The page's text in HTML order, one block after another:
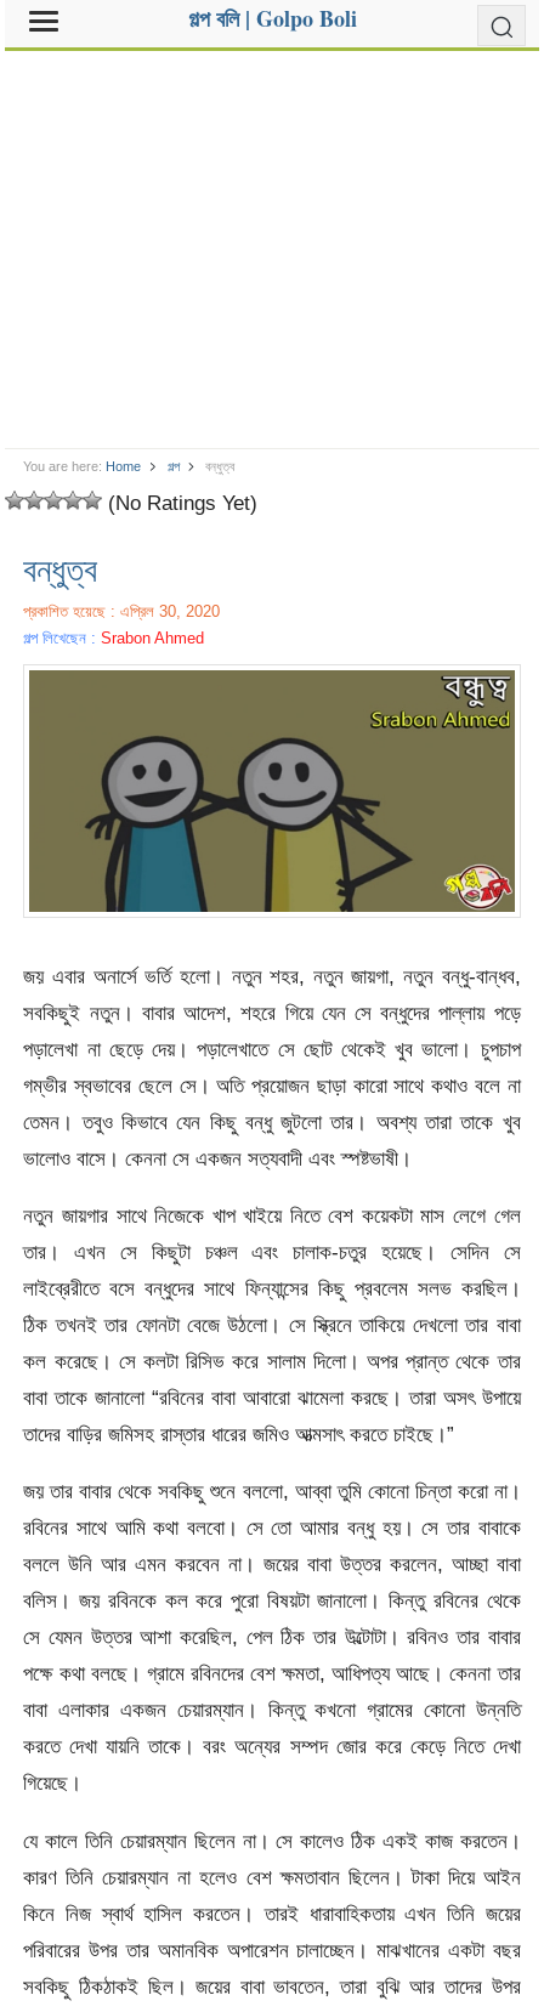
গল্প বলি | Golpo Boli
You are here: Home গল্প বন্ধুত্ব
(No Ratings Yet)
বন্ধুত্ব
প্রকাশিত হয়েছে : এপ্রিল 30, 2020
গল্প লিখেছেন :Srabon Ahmed
জয় এবার অনার্সে ভর্তি হলো। নতুন শহর, নতুন জায়গা, নতুন বন্ধু-বান্ধব,
সবকিছুই নতুন। বাবার আদেশ, শহরে গিয়ে যেন সে বন্ধুদের পাল্লায় পড়ে
পড়ালেখা না ছেড়ে দেয়। পড়ালেখাতে সে ছোট থেকেই খুব ভালো। চুপচাপ
গম্ভীর স্বভাবের ছেলে সে। অতি প্রয়োজন ছাড়া কারো সাথে কথাও বলে না
তেমন। তবুও কিভাবে যেন কিছু বন্ধু জুটলো তার। অবশ্য তারা তাকে খুব
ভালোও বাসে। কেননা সে একজন সত্যবাদী এবং স্পষ্টভাষী।
নতুন জায়গার সাথে নিজেকে খাপ খাইয়ে নিতে বেশ কয়েকটা মাস লেগে গেল
তার। এখন সে কিছুটা চঞ্চল এবং চালাক-চতুর হয়েছে। সেদিন সে
লাইব্রেরীতে বসে বন্ধুদের সাথে ফিন্যান্সের কিছু প্রবলেম সলভ করছিল।
ঠিক তখনই তার ফোনটা বেজে উঠলো। সে স্ক্রিনে তাকিয়ে দেখলো তার বাবা
কল করেছে। সে কলটা রিসিভ করে সালাম দিলো। অপর প্রান্ত থেকে তার
বাবা তাকে জানালো “রবিনের বাবা আবারো ঝামেলা করছে। তারা অসৎ উপায়ে
তাদের বাড়ির জমিসহ রাস্তার ধারের জমিও আত্মসাৎ করতে চাইছে।”
জয় তার বাবার থেকে সবকিছু শুনে বললো, আব্বা তুমি কোনো চিন্তা করো না।
রবিনের সাথে আমি কথা বলবো। সে তো আমার বন্ধু হয়। সে তার বাবাকে
বললে উনি আর এমন করবেন না। জয়ের বাবা উত্তর করলেন, আচ্ছা বাবা
বলিস। জয় রবিনকে কল করে পুরো বিষয়টা জানালো। কিন্তু রবিনের থেকে
সে যেমন উত্তর আশা করেছিল, পেল ঠিক তার উল্টোটা। রবিনও তার বাবার
পক্ষে কথা বলছে। গ্রামে রবিনদের বেশ ক্ষমতা, আধিপত্য আছে। কেননা তার
বাবা এলাকার একজন চেয়ারম্যান। কিন্তু কখনো গ্রামের কোনো উন্নতি
করতে দেখা যায়নি তাকে। বরং অন্যের সম্পদ জোর করে কেড়ে নিতে দেখা
গিয়েছে।
যে কালে তিনি চেয়ারম্যান ছিলেন না। সে কালেও ঠিক একই কাজ করতেন।
কারণ তিনি চেয়ারম্যান না হলেও বেশ ক্ষমতাবান ছিলেন। টাকা দিয়ে আইন
কিনে নিজ স্বার্থ হাসিল করতেন। তারই ধারাবাহিকতায় এখন তিনি জয়ের
পরিবারের উপর তার অমানবিক অপারেশন চালাচ্ছেন। মাঝখানের একটা বছর
সবকিছু ঠিকঠাকই ছিল। জয়ের বাবা ভাবতেন, তারা বুঝি আর তাদের উপর